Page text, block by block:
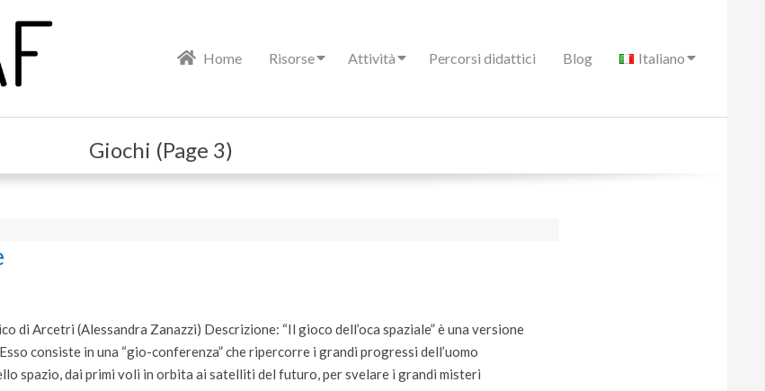
Home Risorse Attività Percorsi didattici Blog Italiano
Giochi (Page 3)
di Arcetri (Alessandra Zanazzi) Descrizione: “Il gioco dell’oca spaziale” è una versione
consiste in una “gio-conferenza” che ripercorre i grandi progressi dell’uomo
spazio, dai primi voli in orbita ai satelliti del futuro, per svelare i grandi misteri